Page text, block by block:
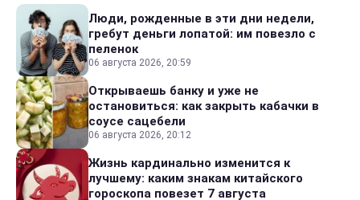
Люди, рожденные в эти дни недели,
гребут деньги лопатой: им повезло с
пеленок
06 августа 2026, 20:59
Открываешь банку и уже не
остановиться: как закрыть кабачки в
соусе сацебели
06 августа 2026, 20:12
Жизнь кардинально изменится к
лучшему: каким знакам китайского
гороскопа повезет 7 августа